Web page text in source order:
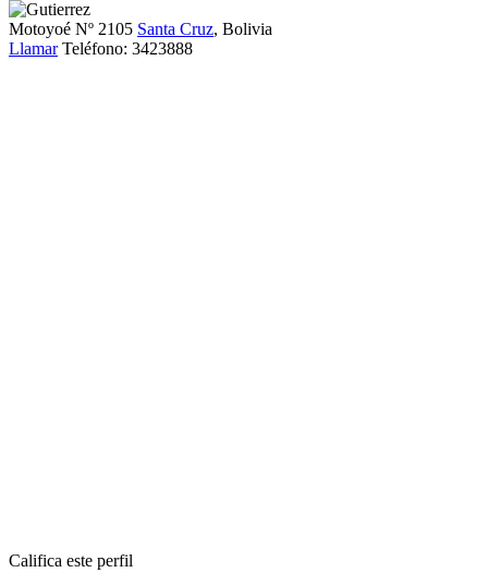
Motoyoé Nº 2105 Santa Cruz, Bolivia
Llamar Teléfono: 3423888
Califica este perfil